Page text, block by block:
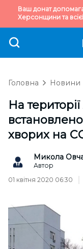
Ваш донат
Херсонщини та
Головна Новини
На
хворих на
Микола
Автор
01 квітня 2020 06:30